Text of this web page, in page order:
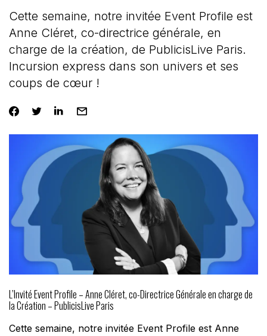
Cette semaine, notre invitée Event Profile est
Anne Cléret, co-directrice générale, en
charge de la création, de PublicisLive Paris.
Incursion express dans son univers et ses
coups de cœur !
L’Invité Event Profile – Anne Cléret, co-Directrice Générale en charge de
la Création – PublicisLive Paris
Cette semaine, notre invitée Event Profile est Anne